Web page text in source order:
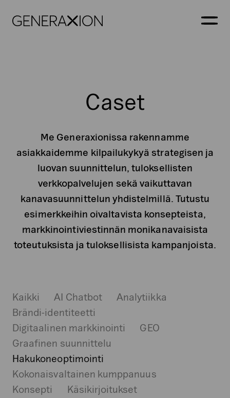
Generaxion
Caset
Me Generaxionissa rakennamme
asiakkaidemme kilpailukykyä strategisen ja
luovan suunnittelun, tuloksellisten
verkkopalvelujen sekä vaikuttavan
kanavasuunnittelun yhdistelmillä. Tutustu
esimerkkeihin oivaltavista konsepteista,
markkinointiviestinnän monikanavaisista
toteutuksista ja tuloksellisista kampanjoista.
Kaikki AI Chatbot
Analytiikka
Brändi-identiteetti
Digitaalinen markkinointi
GEO
Graafinen suunnittelu
Hakukoneoptimointi
Kokonaisvaltainen kumppanuus
Konsepti
Käsikirjoitukset